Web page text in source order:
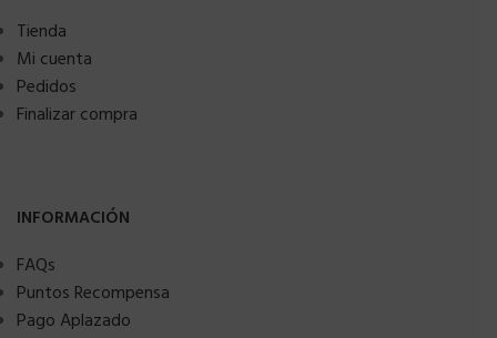
Tienda
Mi cuenta
Pedidos
Finalizar compra
INFORMACIÓN
FAQs
Puntos Recompensa
Pago Aplazado